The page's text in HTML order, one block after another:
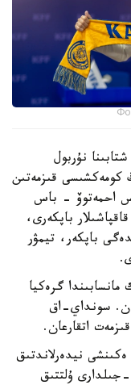
نۇربول
كومەكشىسى قىزمەتىن
احمەتوۆ - باس
باپكەرى،
باپكەر، تيمۋر
گرەكيا
سونداي-اق
اتقارعان.
نيدەرلاندتىق
مامان اتاندى. بۇعان دەيىن 2006-2008 -جىلدارى ۇلتتىق